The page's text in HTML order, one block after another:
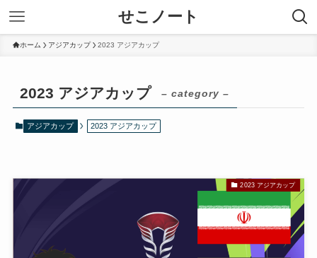
せこノート
ホーム アジアカップ 2023 アジアカップ
2023 アジアカップ – category –
アジアカップ 2023 アジアカップ
2023 アジアカップ